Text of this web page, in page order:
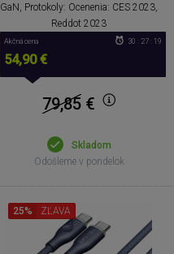
GaN, Protokoly: Ocenenia: CES 2023,
Reddot 2023
Akčná cena
54,90 €
30 : 27 : 18
79,85€
Skladom
Odošleme v pondelok
25% ZĽAVA